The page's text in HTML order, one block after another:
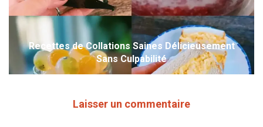
Recettes de Collations Saines Délicieusement
Sans Culpabilité
Laisser un commentaire